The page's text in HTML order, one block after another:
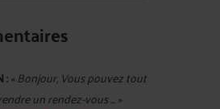
:« Bonjour, Vous pouvez tout
un rendez-vous ... »